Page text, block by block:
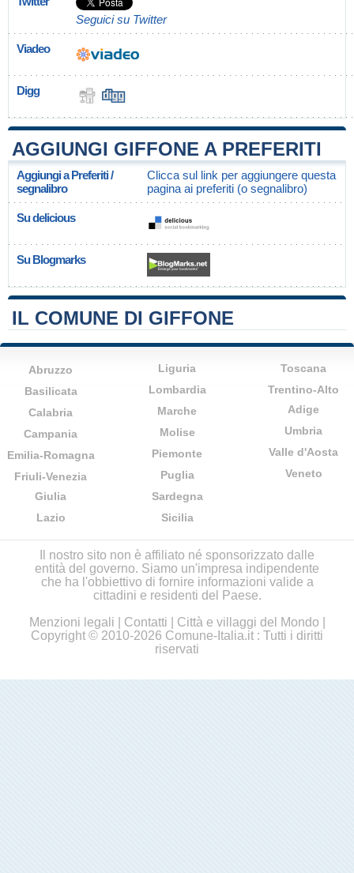
Seguici su Twitter
Viadeo
Digg
AGGIUNGI GIFFONE A PREFERITI
Aggiungi a Preferiti /
segnalibro
Clicca sul link per aggiungere questa
pagina ai preferiti (o segnalibro)
Su delicious
Su Blogmarks
IL COMUNE DI GIFFONE
Abruzzo
Basilicata
Calabria
Campania
Emilia-Romagna
Friuli-Venezia
Giulia
Lazio
Liguria
Lombardia
Marche
Molise
Piemonte
Puglia
Sardegna
Sicilia
Toscana
Trentino-Alto
Adige
Umbria
Valle d'Aosta
Veneto
Il nostro sito non è affiliato né sponsorizzato dalle
entità del governo. Siamo un'impresa indipendente
che ha l'obbiettivo di fornire informazioni valide a
cittadini e residenti del Paese.
Menzioni legali
Contatti Città e villaggi del Mondo
Copyright © 2010-2026 Comune-Italia.it : Tutti i diritti
riservati